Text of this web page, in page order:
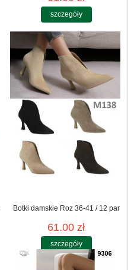
szczegóły
Botki damskie Roz 36-41 / 12 par
61.00 zł
szczegóły